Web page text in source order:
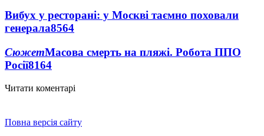
Вибух у ресторані: у Москві таємно поховали
генерала8564
СюжетМасова смерть на пляжі. Робота ППО
Росії8164
Читати коментарі
Повна версія сайту